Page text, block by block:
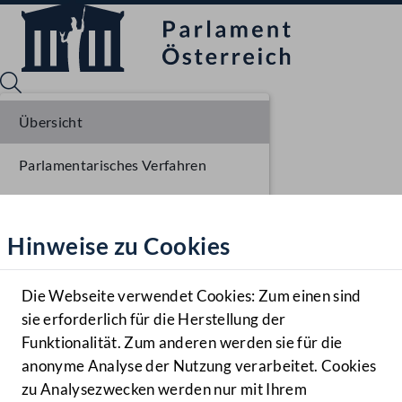
Hilfe
Benutzer
Navigationsmenü öffnen
MENÜ
Hinweise zu Cookies
Die Webseite verwendet Cookies: Zum einen sind
sie erforderlich für die Herstellung der
Funktionalität. Zum anderen werden sie für die
anonyme Analyse der Nutzung verarbeitet. Cookies
zu Analysezwecken werden nur mit Ihrem
Übersicht
Parlamentarisches Verfahren
Liste der Rednerinnen und Redner
Sitzungsdokumente